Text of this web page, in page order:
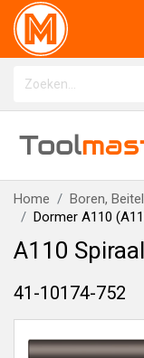
Tool
Home Boren,
Dormer A110
A110
41-10174-752